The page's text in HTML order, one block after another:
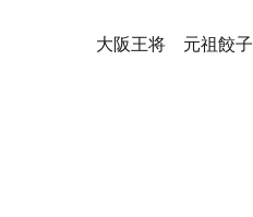
大阪王将 元祖餃子